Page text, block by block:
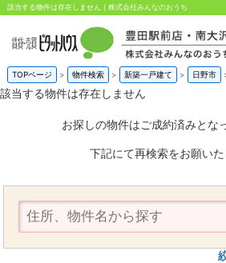
該当する物件は存在しません｜株式会社みんなのおうち
TOPページ > 物件検索 > 新築一戸建て > 日野市
該当する物件は存在しません
お探しの物件はご成約済みとな
下記にて再検索をお願いた